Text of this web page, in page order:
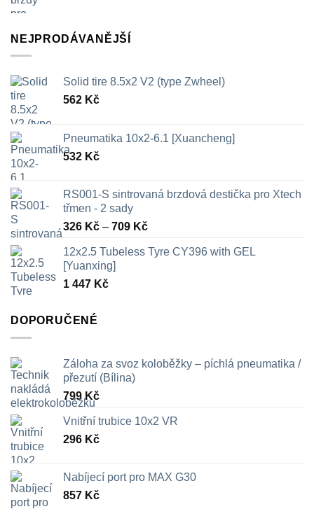
NEJPRODÁVANĚJŠÍ
Solid tire 8.5x2 V2 (type Zwheel)
562 Kč
Pneumatika 10x2-6.1 [Xuancheng]
532 Kč
RS001-S sintrovaná brzdová destička pro Xtech
třmen - 2 sady
326 Kč – 709 KčRozpětí
326 Kč
12x2.5 Tubeless Tyre CY396 with GEL
[Yuanxing]
1 447 Kč
DOPORUČENÉ
Záloha za svoz koloběžky – píchlá pneumatika /
přezutí (Bílina)
799Kč
Vnitřní trubice 10x2 VR
296 Kč
Nabíjecí port pro MAX G30
857 Kč